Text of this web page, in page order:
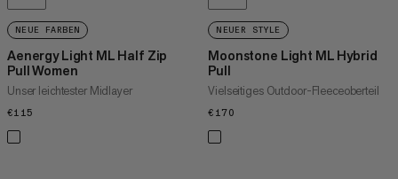
NEUE FARBEN
Aenergy Light ML Half Zip
Pull Women
Unser leichtester Midlayer
€115
NEUER STYLE
Moonstone Light ML Hybrid
Pull
Vielseitiges Outdoor-Fleeceoberteil
€170